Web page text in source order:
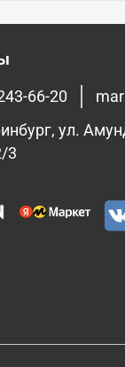
66-20
ул.
3